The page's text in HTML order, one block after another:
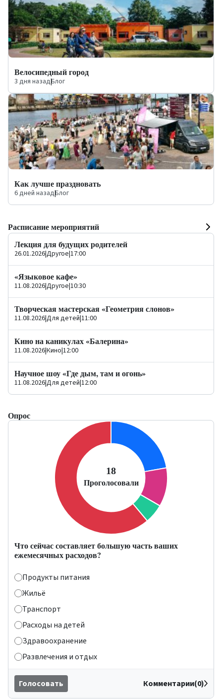
Велосипедный город
3 дня назад|Блог
Как лучше праздновать
6 дней назад|Блог
Расписание мероприятий
Лекция для будущих родителей
26.01.2026|Другое|17:00
«Языковое кафе»
11.08.2026|Другое|10:30
Творческая мастерская «Геометрия слонов»
11.08.2026|Для детей|11:00
Кино на каникулах «Балерина»
11.08.2026|Кино|12:00
Научное шоу «Где дым, там и огонь»
11.08.2026|Для детей|12:00
Опрос
Что сейчас составляет большую часть ваших
ежемесячных расходов?
Продукты питания
Жильё
Транспорт
Расходы на детей
Здравоохранение
Развлечения и отдых
Голосовать Комментарии(0)